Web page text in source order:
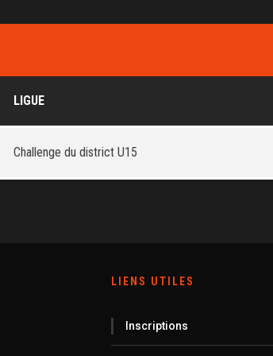
LIGUE
Challenge du district U15
LIENS UTILES
Inscriptions